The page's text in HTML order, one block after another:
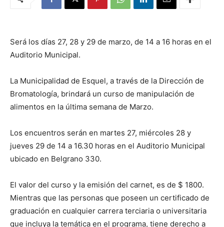
Será los días 27, 28 y 29 de marzo, de 14 a 16 horas en el
Auditorio Municipal.
La Municipalidad de Esquel, a través de la Dirección de
Bromatología, brindará un curso de manipulación de
alimentos en la última semana de Marzo.
Los encuentros serán en martes 27, miércoles 28 y
jueves 29 de 14 a 16.30 horas en el Auditorio Municipal
ubicado en Belgrano 330.
El valor del curso y la emisión del carnet, es de $ 1800.
Mientras que las personas que poseen un certificado de
graduación en cualquier carrera terciaria o universitaria
que incluya la temática en el programa, tiene derecho a